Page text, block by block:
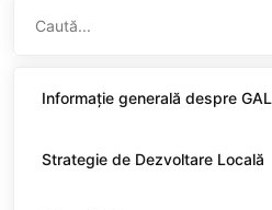
Informație generală despre GAL
Strategie de Dezvoltare Locală